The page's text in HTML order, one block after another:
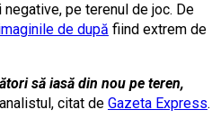
pe terenul de joc. De
de după fiind extrem de
să iasă din nou pe teren,
citat de Gazeta Express.